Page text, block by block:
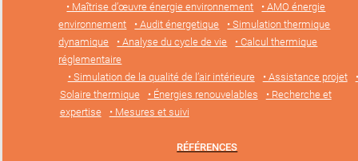
• Maîtrise d’œuvre énergie environnement
• AMO énergie
environnement
• Audit énergetique
• Simulation thermique
dynamique
• Analyse du cycle de vie
• Calcul thermique
réglementaire
• Simulation de la qualité de l’air intérieure
• Assistance projet
•
Solaire thermique
• Énergies renouvelables
• Recherche et
expertise
• Mesures et suivi
RÉFÉRENCES